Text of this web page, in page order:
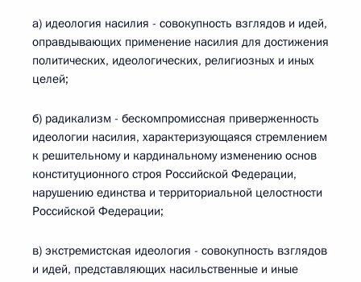
а) идеология насилия - совокупность взглядов и идей,
оправдывающих применение насилия для достижения
политических, идеологических, религиозных и иных
целей;
б) радикализм - бескомпромиссная приверженность
идеологии насилия, характеризующаяся стремлением
к решительному и кардинальному изменению основ
конституционного строя Российской Федерации,
нарушению единства и территориальной целостности
Российской Федерации;
в) экстремистская идеология - совокупность взглядов
и идей, представляющих насильственные и иные